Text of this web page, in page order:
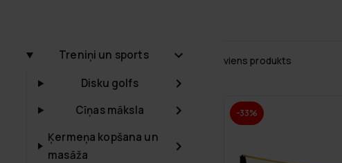
Treniņi un sports
Disku golfs
Cīņas māksla
Ķermeņa kopšana un
masāža
viens produkts
-33%